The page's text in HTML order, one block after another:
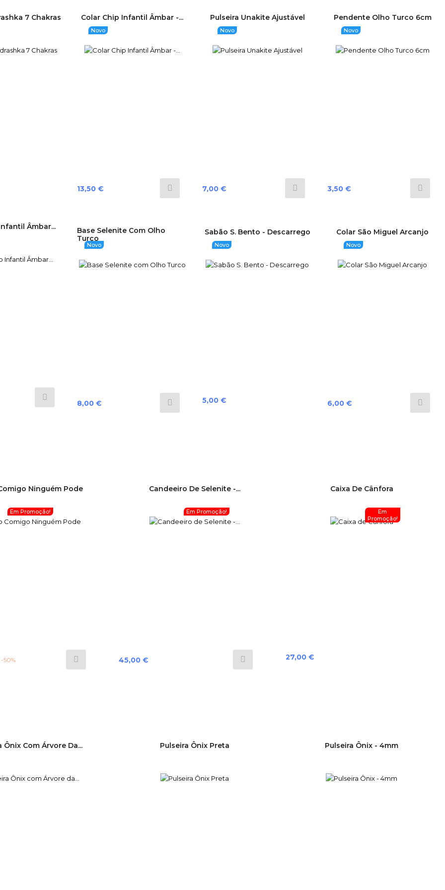
7 Chakras
Âmbar...
Colar Chip Infantil Âmbar -...
Novo
Preço
13,50 €
Base Selenite Com Olho
Turco
Novo
Preço
8,00 €
Pulseira Unakite Ajustável
Novo
Preço
7,00 €
Sabão S. Bento - Descarrego
Novo
Preço
5,00 €
Pendente Olho Turco 6cm
Novo
Preço
3,50 €
Colar São Miguel Arcanjo
Novo
Preço
6,00 €
Ninguém Pode
Em Promoção!
-50%
Candeeiro De Selenite -...
Em Promoção!
Preço
45,00 €
Caixa De Cânfora
Em
Promoção!
Preço
27,00 €
Ônix Com Árvore Da... Pulseira Ônix Preta Pulseira Ônix - 4mm